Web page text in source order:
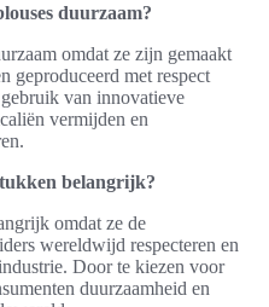
duurzaam?
omdat ze zijn gemaakt
geproduceerd met respect
van innovatieve
vermijden en
belangrijk?
omdat ze de
wereldwijd respecteren en
Door te kiezen voor
duurzaamheid en